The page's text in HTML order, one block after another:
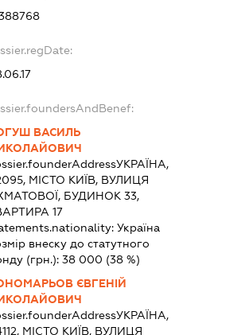
ВАСИЛЬ
УКРАЇНА,
МІСТО КИЇВ, ВУЛИЦЯ
БУДИНОК 33,
17
Україна
внеску до статутного
(грн.): 38 000 (38 %)
ЄВГЕНІЙ
УКРАЇНА,
МІСТО КИЇВ, ВУЛИЦЯ